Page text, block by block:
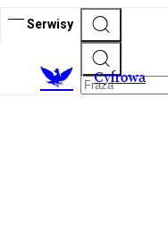
Serwisy
Cyfrowa